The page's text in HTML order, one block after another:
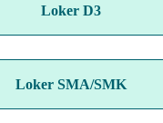
Loker D3
Loker SMA/SMK